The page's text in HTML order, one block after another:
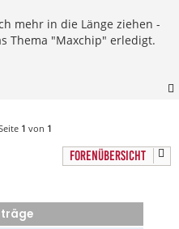
mehr in die Länge ziehen -
Thema "Maxchip" erledigt.
1 von 1
FORENÜBERSICHT